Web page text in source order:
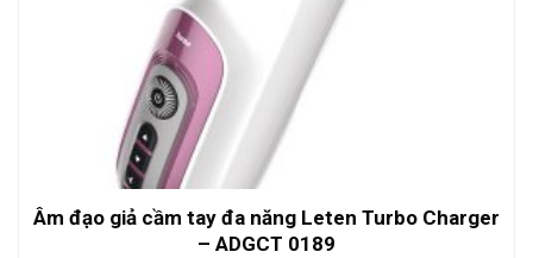
Âm đạo giả cầm tay đa năng Leten Turbo Charger
– ADGCT 0189